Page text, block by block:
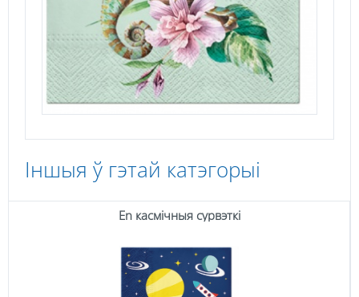
Іншыя ў гэтай катэгорыі
En касмічныя сурвэткі